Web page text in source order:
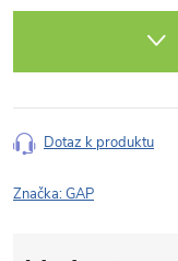
Dotaz k produktu
Značka:GAP